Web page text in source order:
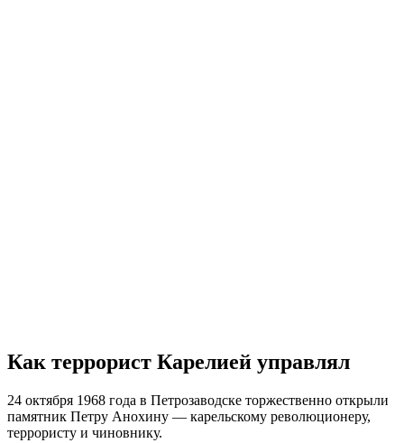
Как террорист Карелией управлял
24 октября 1968 года в Петрозаводске торжественно открыли
памятник Петру Анохину — карельскому революционеру,
террористу и чиновнику.